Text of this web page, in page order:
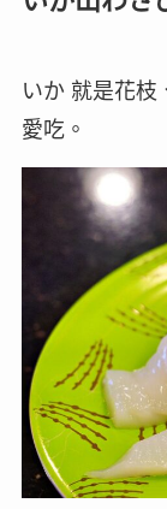
いか 就是花枝
愛吃。